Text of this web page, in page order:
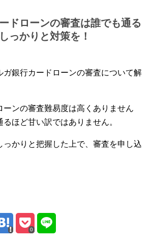
ドローンの審査は誰でも通る
っかりと対策を！
ガ銀行カードローンの審査について解
ーンの審査難易度は高くありません
ほど甘い訳ではありません。
っかりと把握した上で、審査を申し込
0